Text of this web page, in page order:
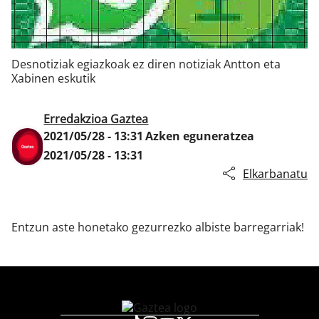
Desnotiziak egiazkoak ez diren notiziak Antton eta
Xabinen eskutik
Erredakzioa Gaztea
2021/05/28 - 13:31 Azken eguneratzea
2021/05/28 - 13:31
Elkarbanatu
Entzun aste honetako gezurrezko albiste barregarriak!